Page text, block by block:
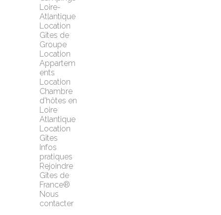
Loire-
Atlantique
Location
Gîtes de
Groupe
Location
Appartem
ents
Location
Chambre
d'hôtes en
Loire
Atlantique
Location
Gîtes
Infos
pratiques
Rejoindre
Gîtes de
France®
Nous
contacter